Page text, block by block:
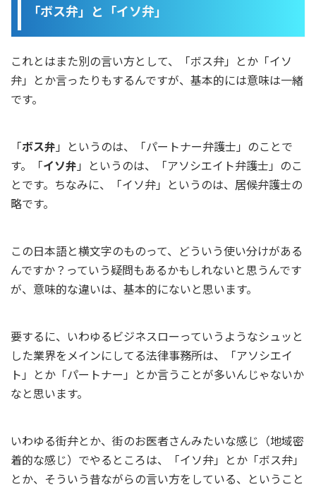
「ボス弁」と「イソ弁」
これとはまた別の言い方として、「ボス弁」とか「イソ
弁」とか言ったりもするんですが、基本的には意味は一緒
です。
「ボス弁 」というのは、「パートナー弁護士」のことで
す。「イソ弁 」というのは、「アソシエイト弁護士」のこ
とです。ちなみに、「イソ弁」というのは、居候弁護士の
略です。
この日本語と横文字のものって、どういう使い分けがある
んですか？っていう疑問もあるかもしれないと思うんです
が、意味的な違いは、基本的にないと思います。
要するに、いわゆるビジネスローっていうようなシュッと
した業界をメインにしてる法律事務所は、「アソシエイ
ト」とか「パートナー」とか言うことが多いんじゃないか
なと思います。
いわゆる街弁とか、街のお医者さんみたいな感じ（地域密
着的な感じ）でやるところは、「イソ弁」とか「ボス弁」
とか、そういう昔ながらの言い方をしている、ということ